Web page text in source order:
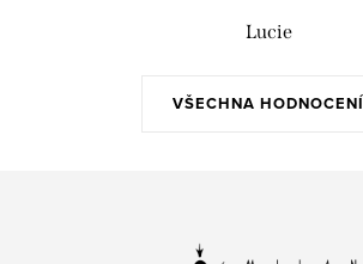
VŠECHNA HODNOCENÍ
Lucie